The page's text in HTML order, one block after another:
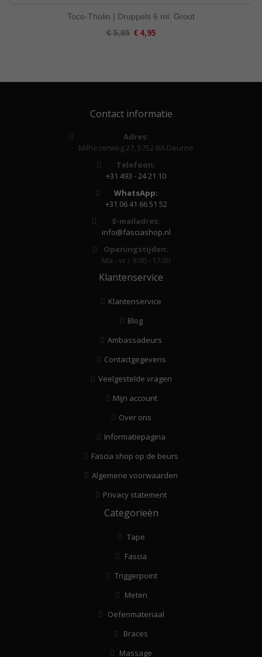
Toco-Tholin | Druppels 6 ml. Groot
€ 5,95 Special
€ 4,95
Contact informatie
Adres:
Milhezerweg 27, 5752 BA Deurne
Telefoon:
+31 493 - 24 21 10
WhatsApp:
+31 06 41 66 51 52
E-mailadres:
info@fasciashop.nl
Openingstijden:
Ma - vr / 9:00 - 17:00
Klantenservice
Klantenservice
Blog
Ambassadeurs
Contactgegevens
Veelgestelde vragen
Mijn account
Over ons
Informatiepagina
Fascia shop op de beurs
Algemene voorwaarden
Privacy statement
Categorieën
Tape
Fascia
Triggerpoint
Meten
Oefenmateriaal
Braces
Massage